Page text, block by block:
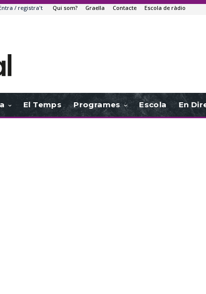
/ registra't Qui som? Graella Contacte Escola de ràdio
El Temps Programes Escola En